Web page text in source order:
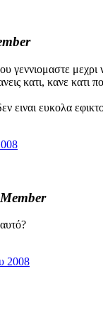
γεννιομαστε
κατι, κανε κατι
ειναι ευκολα
2008